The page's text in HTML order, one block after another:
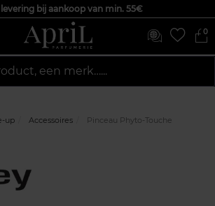
bij aankoop van min. 55€
0
een merk…...
up Accessoires Pinceau Phyto-Touche